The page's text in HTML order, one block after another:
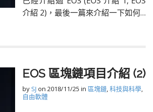
介紹 2)，最後一篇來介紹一下如何…
EOS 區塊鏈項目介紹 (2)
by SJ on 2018/11/25 in 區塊鏈,科技與科學,
自由軟體